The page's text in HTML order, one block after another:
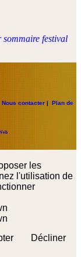
sommaire festival
Nous contacter | Plan de
les
l'utilisation de
Décliner